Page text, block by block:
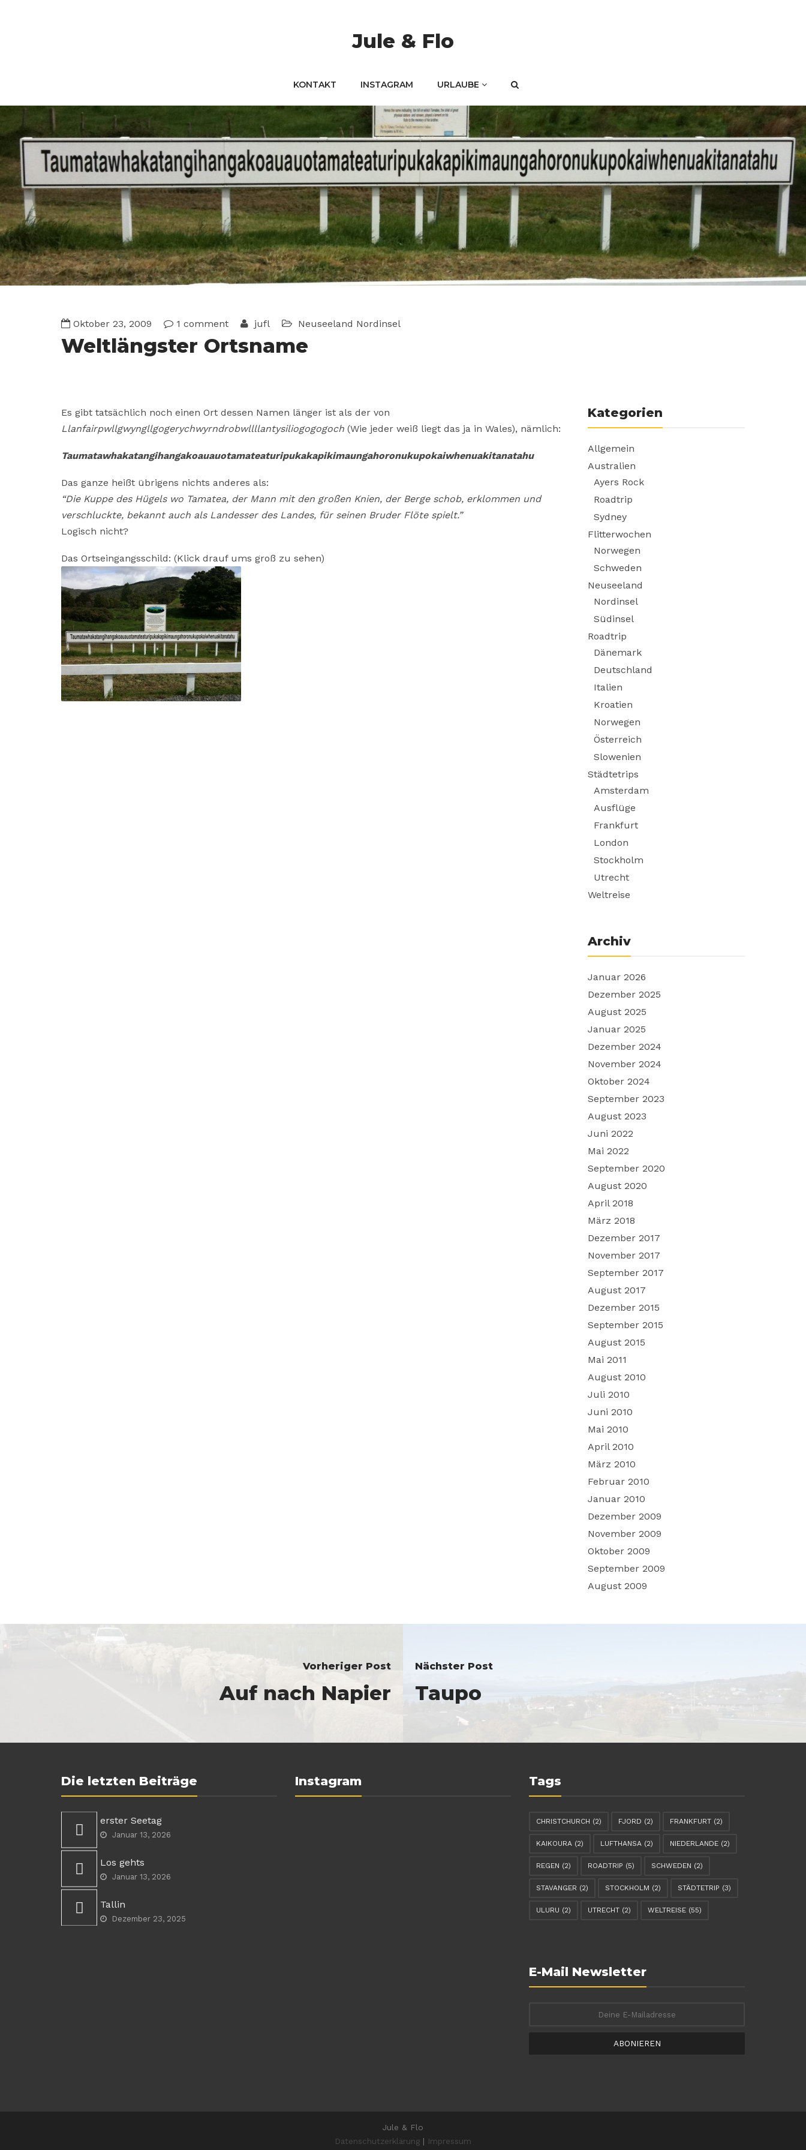
Jule & Flo
KONTAKT INSTAGRAM URLAUBE
Oktober 23, 2009 1 comment jufl Neuseeland Nordinsel
Weltlängster Ortsname
Es gibt tatsächlich noch einen Ort dessen Namen länger ist als der von
Llanfairpwllgwyngllgogerychwyrndrobwllllantysiliogogogoch (Wie jeder weiß liegt das ja in Wales), nämlich:
Taumatawhakatangihangakoauauotamateaturipukakapikimaungahoronukupokaiwhenuakitanatahu
Das ganze heißt übrigens nichts anderes als:
“Die Kuppe des Hügels wo Tamatea, der Mann mit den großen Knien, der Berge schob, erklommen und
verschluckte, bekannt auch als Landesser des Landes, für seinen Bruder Flöte spielt.”
Logisch nicht?
Das Ortseingangsschild: (Klick drauf ums groß zu sehen)
Kategorien
Allgemein
Australien
Ayers Rock
Roadtrip
Sydney
Flitterwochen
Norwegen
Schweden
Neuseeland
Nordinsel
Südinsel
Roadtrip
Dänemark
Deutschland
Italien
Kroatien
Norwegen
Österreich
Slowenien
Städtetrips
Amsterdam
Ausflüge
Frankfurt
London
Stockholm
Utrecht
Weltreise
Archiv
Januar 2026
Dezember 2025
August 2025
Januar 2025
Dezember 2024
November 2024
Oktober 2024
September 2023
August 2023
Juni 2022
Mai 2022
September 2020
August 2020
April 2018
März 2018
Dezember 2017
November 2017
September 2017
August 2017
Dezember 2015
September 2015
August 2015
Mai 2011
August 2010
Juli 2010
Juni 2010
Mai 2010
April 2010
März 2010
Februar 2010
Januar 2010
Dezember 2009
November 2009
Oktober 2009
September 2009
August 2009
Vorheriger Post
Auf nach Napier
Nächster Post
Taupo
Die letzten Beiträge
erster Seetag
Januar 13, 2026
Los gehts
Januar 13, 2026
Tallin
Dezember 23, 2025
Instagram Tags
CHRISTCHURCH (2) FJORD (2) FRANKFURT (2)
KAIKOURA (2) LUFTHANSA (2) NIEDERLANDE (2)
REGEN (2) ROADTRIP (5) SCHWEDEN (2)
STAVANGER (2) STOCKHOLM (2) STÄDTETRIP (3)
ULURU (2) UTRECHT (2) WELTREISE (55)
E-Mail Newsletter
ABONIEREN
Jule & Flo
Datenschutzerklärung | Impressum